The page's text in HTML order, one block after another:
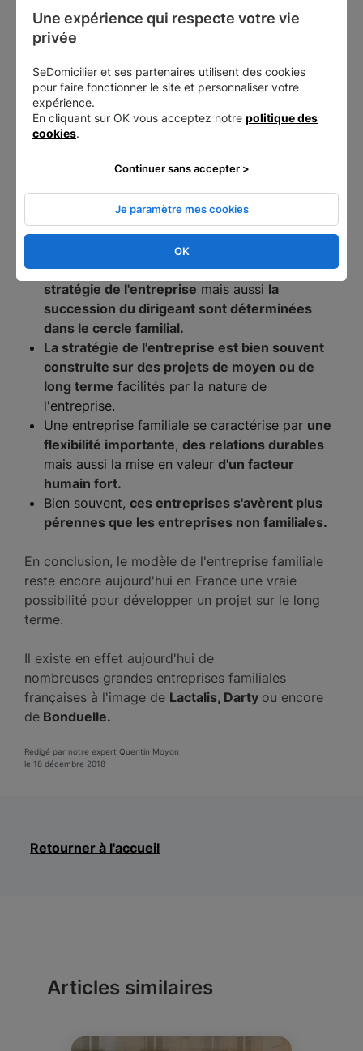
Revenu (IR) en lieu et place de l’Impôt sur les
Sociétés (IS)
Quelles sont les particularités d’une
entreprise familiale ?
l'entreprise familiale
Celles-ci sont en priorité les suivantes:
Du fait du caractère familial de l'entreprise,la
stratégie de l'entreprise mais aussi la
succession du dirigeant sont déterminées
dans le cercle familial.
La stratégie de l'entreprise est bien souvent
construite sur des projets de moyen ou de
long terme facilités par la nature de
l'entreprise.
Une entreprise familiale se caractérise par une
flexibilité importante, des relations durables
mais aussi la mise en valeur d'un facteur
humain fort.
Bien souvent, ces entreprises s'avèrent plus
pérennes que les entreprises non familiales.
En conclusion, le modèle de l'entreprise familiale
reste encore aujourd'hui en France une vraie
possibilité pour développer un projet sur le long
terme.
Il existe en effet aujourd'hui de
nombreuses grandes entreprises familiales
françaises à l'image de Lactalis, Darty ou encore
de Bonduelle.
Rédigé par notre expert Quentin Moyon
le 18 décembre 2018
Retourner à l'accueil
Articles similaires
Une expérience qui respecte votre vie
privée
SeDomicilier et ses partenaires utilisent des cookies
pour faire fonctionner le site et personnaliser votre
expérience.
En cliquant sur OK vous acceptez notre politique des
cookies.
OK
Je paramètre mes cookies
Continuer sans accepter >